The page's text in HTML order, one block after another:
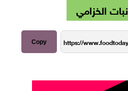
نبات الخزامي
Copy